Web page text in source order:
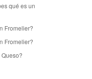
qué es un
Fromelier?
Fromelier?